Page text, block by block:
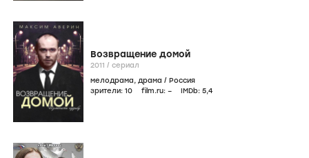
Возвращение домой
2011 / сериал
мелодрама, драма / Россия
зрители: 10 film.ru: – IMDb: 5,4